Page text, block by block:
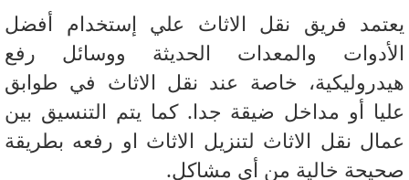
فريق نقل الاثاث علي إستخدام أفضل
والمعدات الحديثة ووسائل رفع
خاصة عند نقل الاثاث في طوابق
أو مداخل ضيقة جدا. كما يتم التنسيق بين
نقل الاثاث لتنزيل الاثاث او رفعه بطريقة
خالية من أي مشاكل.